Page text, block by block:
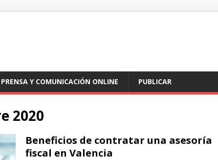
Y COMUNICACIÓN ONLINE PUBLICAR
2020
Beneficios de contratar una asesoría
fiscal en Valencia